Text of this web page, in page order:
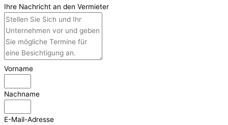
Ihre Nachricht an den Vermieter
Vorname
Nachname
E-Mail-Adresse